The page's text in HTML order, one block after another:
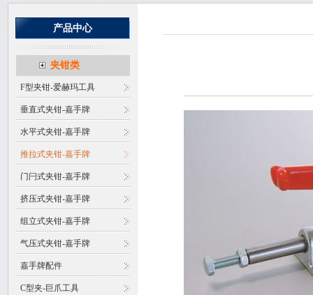
产品中心
夹钳类
F型夹钳-爱赫玛工具
垂直式夹钳-嘉手牌
水平式夹钳-嘉手牌
推拉式夹钳-嘉手牌
门闩式夹钳-嘉手牌
挤压式夹钳-嘉手牌
组立式夹钳-嘉手牌
气压式夹钳-嘉手牌
嘉手牌配件
C型夹-巨爪工具